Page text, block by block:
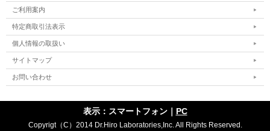
ご利用案内
特定商取引法表示
個人情報の取扱い
サイトマップ
お問い合わせ
表示：スマートフォン｜ PC
Copyrigt（C）2014 Dr.Hiro Laboratories,Inc. All Rights Reserved.